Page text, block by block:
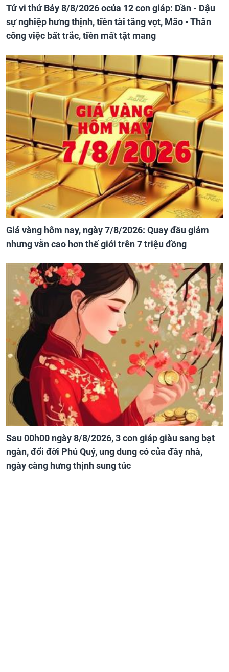
Tử vi thứ Bảy 8/8/2026 ocủa 12 con giáp: Dần - Dậu
sự nghiệp hưng thịnh, tiền tài tăng vọt, Mão - Thân
công việc bất trắc, tiền mất tật mang
Giá vàng hôm nay, ngày 7/8/2026: Quay đầu giảm
nhưng vẫn cao hơn thế giới trên 7 triệu đồng
Sau 00h00 ngày 8/8/2026, 3 con giáp giàu sang bạt
ngàn, đổi đời Phú Quý, ung dung có của đầy nhà,
ngày càng hưng thịnh sung túc